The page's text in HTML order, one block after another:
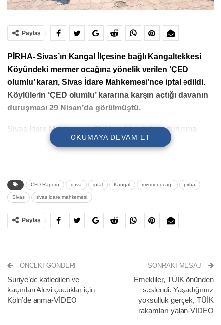
Paylaş
PİRHA- Sivas’ın Kangal İlçesine bağlı Kangaltekkesi
Köyündeki mermer ocağına yönelik verilen ‘ÇED
olumlu’ kararı, Sivas İdare Mahkemesi’nce iptal edildi.
Köylülerin ‘ÇED olumlu’ kararına karşın açtığı davanın
duruşması 29 Nisan’da görülmüştü.
Sivas İdare Mahkemesi, 29 Nisan’da görülen duruşma
sonrasında, Kangaltekkesi Köyünde kurulması planlanan
Sivas İdare Mahkemesi, köy sakinlerinin, bölgede açılması
planlanan mermer ocağı için verilen “ÇED Olumlu”
kararının iptali istemiyle Çevre, Şehircilik ve İklim
Değişikliği Bakanlığı aleyhine açtığı davayı karara bağladı.
MAHKEME SU KAYNAKLARINA İŞARET ETTİ
Mahkemenin kararında, faaliyete geçirilmesi planlanan
mermer ocağına ilişkin davalı idarece verilen “ÇED
OKUMAYA DEVAM ET
ÇED Raporu dava iptal Kangal mermer ocağı pirha
Sivas sivas idare mahkemesi
Paylaş
ÖNCEKI GÖNDERI
Suriye’de katledilen ve
kaçırılan Alevi çocuklar için
Köln’de anma-VİDEO
SONRAKI MESAJ
Emekliler, TÜİK önünden
seslendi: Yaşadığımız
yoksulluk gerçek, TÜİK
rakamları yalan-VİDEO